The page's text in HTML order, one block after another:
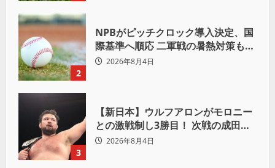
2
NPBがピッチクロック導入決定、国
際基準へ順応 二軍戦の暑熱対策も柔
軟運用へ
2026年8月4日
3
【新日本】ウルフアロンがモロニー
との激戦制し3勝目！ 次戦の成田蓮
へ宣言「アイツの王道を俺の王道で
2026年8月4日